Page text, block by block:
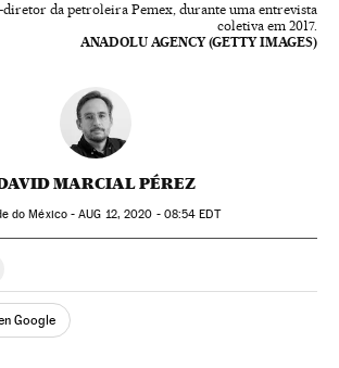
da petroleira Pemex, durante uma entrevista
coletiva em 2017.
ANADOLU AGENCY (GETTY IMAGES)
MARCIAL PÉREZ
do México -AUG 12, 2020 - 08:54 EDT
Facebook
en TwitterRedes Sociales
Google